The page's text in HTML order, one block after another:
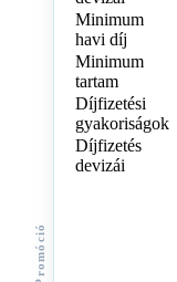
Promóció
Minimum
havi díj
Minimum
tartam
Díjfizetési
gyakoriságok
Díjfizetés
devizái